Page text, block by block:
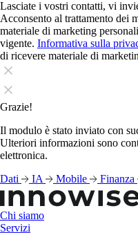
Lasciate i vostri contatti, vi
Acconsento al trattamento dei
materiale di marketing
vigente. Informativa sulla
di ricevere materiale di
Grazie!
Il modulo è stato inviato con
Ulteriori informazioni sono
elettronica.
Dati
IA Mobile Finanza
Chi siamo
Servizi